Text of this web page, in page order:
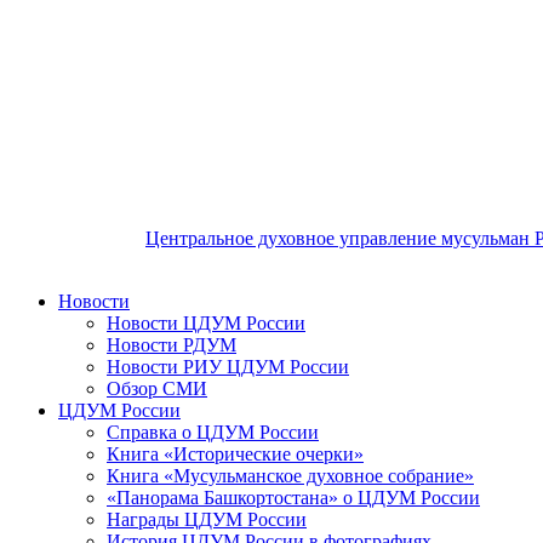
Центральное духовное управление мусульман
Новости
Новости ЦДУМ России
Новости РДУМ
Новости РИУ ЦДУМ России
Обзор СМИ
ЦДУМ России
Справка о ЦДУМ России
Книга «Исторические очерки»
Книга «Мусульманское духовное собрание»
«Панорама Башкортостана» о ЦДУМ России
Награды ЦДУМ России